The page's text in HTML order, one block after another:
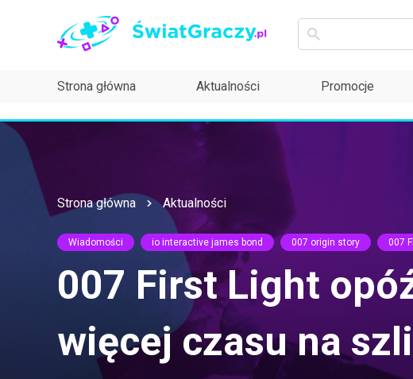
Strona główna Aktualności Promocje
Strona główna Aktualności
Wiadomości io interactive james bond 007 origin story 007
007 First Light
więcej czasu na